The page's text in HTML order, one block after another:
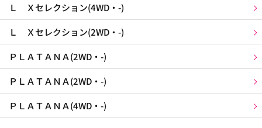
Ｌ Ｘセレクション(4WD・-)
Ｌ Ｘセレクション(2WD・-)
ＰＬＡＴＡＮＡ(2WD・-)
ＰＬＡＴＡＮＡ(2WD・-)
ＰＬＡＴＡＮＡ(4WD・-)